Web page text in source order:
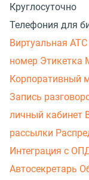
Круглосуточно
Телефония для
Виртуальная АТС
номер Этикетка
Корпоративный
Запись
личный кабинет
рассылки
Интеграция с
Автосекретарь